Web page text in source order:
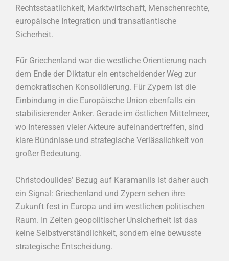
Rechtsstaatlichkeit, Marktwirtschaft, Menschenrechte,
europäische Integration und transatlantische
Sicherheit.
Für Griechenland war die westliche Orientierung nach
dem Ende der Diktatur ein entscheidender Weg zur
demokratischen Konsolidierung. Für Zypern ist die
Einbindung in die Europäische Union ebenfalls ein
stabilisierender Anker. Gerade im östlichen Mittelmeer,
wo Interessen vieler Akteure aufeinandertreffen, sind
klare Bündnisse und strategische Verlässlichkeit von
großer Bedeutung.
Christodoulides’ Bezug auf Karamanlis ist daher auch
ein Signal: Griechenland und Zypern sehen ihre
Zukunft fest in Europa und im westlichen politischen
Raum. In Zeiten geopolitischer Unsicherheit ist das
keine Selbstverständlichkeit, sondern eine bewusste
strategische Entscheidung.